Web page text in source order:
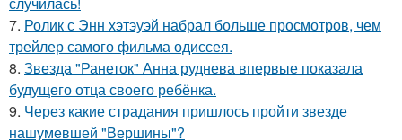
7. Ролик с Энн хэтэуэй набрал больше просмотров, чем
трейлер самого фильма одиссея.
8. Звезда "Ранеток" Анна руднева впервые показала
будущего отца своего ребёнка.
9. Через какие страдания пришлось пройти звезде
нашумевшей "Вершины"?